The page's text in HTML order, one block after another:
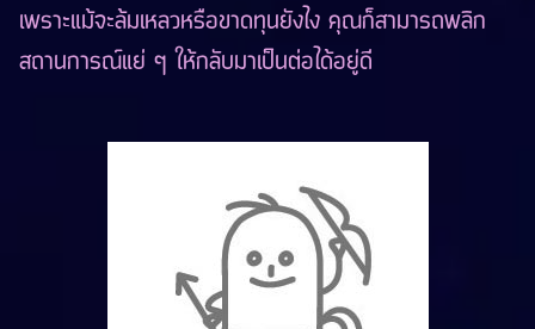
เพราะแม้จะล้มเหลวหรือขาดทุนยังไง คุณก็สามารถพลิก
สถานการณ์แย่ ๆ ให้กลับมาเป็นต่อได้อยู่ดี